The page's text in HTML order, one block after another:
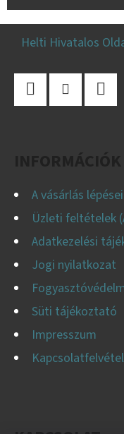
Helti Hivatalos
A vásárlás lépései
Üzleti feltételek
Adatkezelési
Jogi nyilatkozat
Süti tájékoztató
Impresszum
Kapcsolatfelvétel